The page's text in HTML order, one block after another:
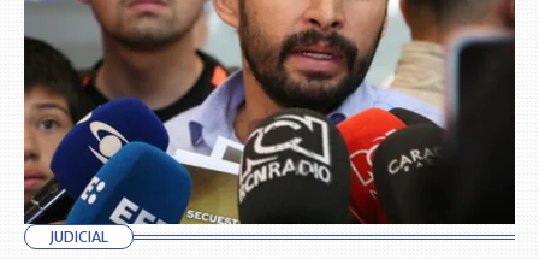
JUDICIAL